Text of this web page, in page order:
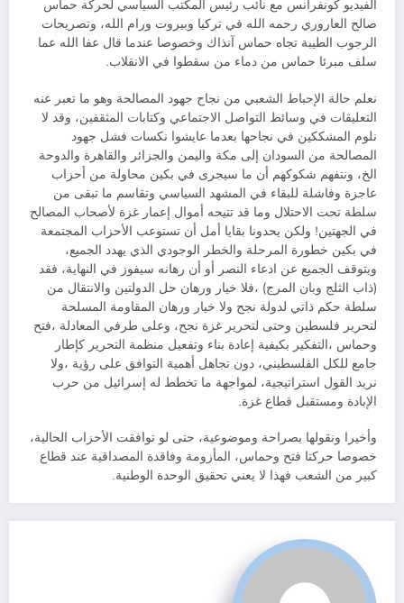
الفيديو كونفرانس مع نائب رئيس المكتب السياسي لحركة حماس
صالح العاروري رحمه الله في تركيا وبيروت ورام الله، وتصريحات
الرجوب الطيبة تجاه حماس آنذاك وخصوصا عندما قال عفا الله عما
سلف مبرئا حماس من دماء من سقطوا في الانقلاب.
نعلم حالة الإحباط الشعبي من نجاح جهود المصالحة وهو ما تعبر عنه
التعليقات في وسائط التواصل الاجتماعي وكتابات المثقفين، وقد لا
نلوم المشككين في نجاحها بعدما عايشوا نكسات فشل جهود
المصالحة من السودان إلى مكة واليمن والجزائر والقاهرة والدوحة
الخ، ونتفهم شكوكهم أن ما سيجرى في بكين محاولة من أحزاب
عاجزة وفاشلة للبقاء في المشهد السياسي وتقاسم ما تبقى من
سلطة تحت الاحتلال وما قد تتيحه أموال إعمار غزة لأصحاب المصالح
في الجهتين! ولكن يحدونا بقايا أمل أن تستوعب الأحزاب المجتمعة
في بكين خطورة المرحلة والخطر الوجودي الذي يهدد الجميع،
ويتوقف الجميع عن ادعاء النصر أو أن رهانه سيفوز في النهاية، فقد
(ذاب الثلج وبان المرج) ،فلا خيار ورهان حل الدولتين والانتقال من
سلطة حكم ذاتي لدولة نجح ولا خيار ورهان المقاومة المسلحة
لتحرير فلسطين وحتى لتحرير غزة نجح، وعلى طرفي المعادلة ،فتح
وحماس ،التفكير بكيفية إعادة بناء وتفعيل منظمة التحرير كإطار
جامع للكل الفلسطيني، دون تجاهل أهمية التوافق على رؤية ،ولا
نريد القول استراتيجية، لمواجهة ما تخطط له إسرائيل من حرب
الإبادة ومستقبل قطاع غزة.
وأخيرا ونقولها بصراحة وموضوعية، حتى لو توافقت الأحزاب الحالية،
خصوصا حركتا فتح وحماس، المأزومة وفاقدة المصداقية عند قطاع
كبير من الشعب فهذا لا يعني تحقيق الوحدة الوطنية.